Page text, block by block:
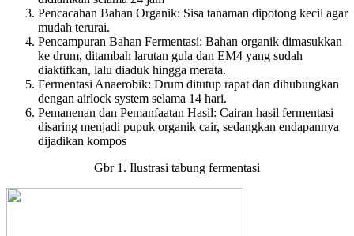
Pencacahan Bahan Organik: Sisa tanaman dipotong kecil agar
mudah terurai.
Pencampuran Bahan Fermentasi: Bahan organik dimasukkan
ke drum, ditambah larutan gula dan EM4 yang sudah
diaktifkan, lalu diaduk hingga merata.
Fermentasi Anaerobik: Drum ditutup rapat dan dihubungkan
dengan airlock system selama 14 hari.
Pemanenan dan Pemanfaatan Hasil: Cairan hasil fermentasi
disaring menjadi pupuk organik cair, sedangkan endapannya
dijadikan kompos
Gbr 1. Ilustrasi tabung fermentasi